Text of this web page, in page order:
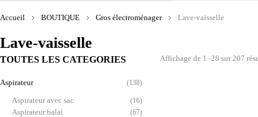
Lave-vaisselle
Accueil BOUTIQUE Gros électroménager Lave-vaisselle
TOUTES LES CATEGORIES
Aspirateur (138)
Aspirateur avec sac (16)
Aspirateur balai (67)
Affichage de 1–28 sur 207